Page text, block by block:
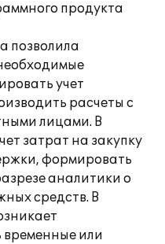
продукта
позволила
учет
расчеты с
лицами. В
затрат на закупку
формировать
аналитики о
средств. В
временные или